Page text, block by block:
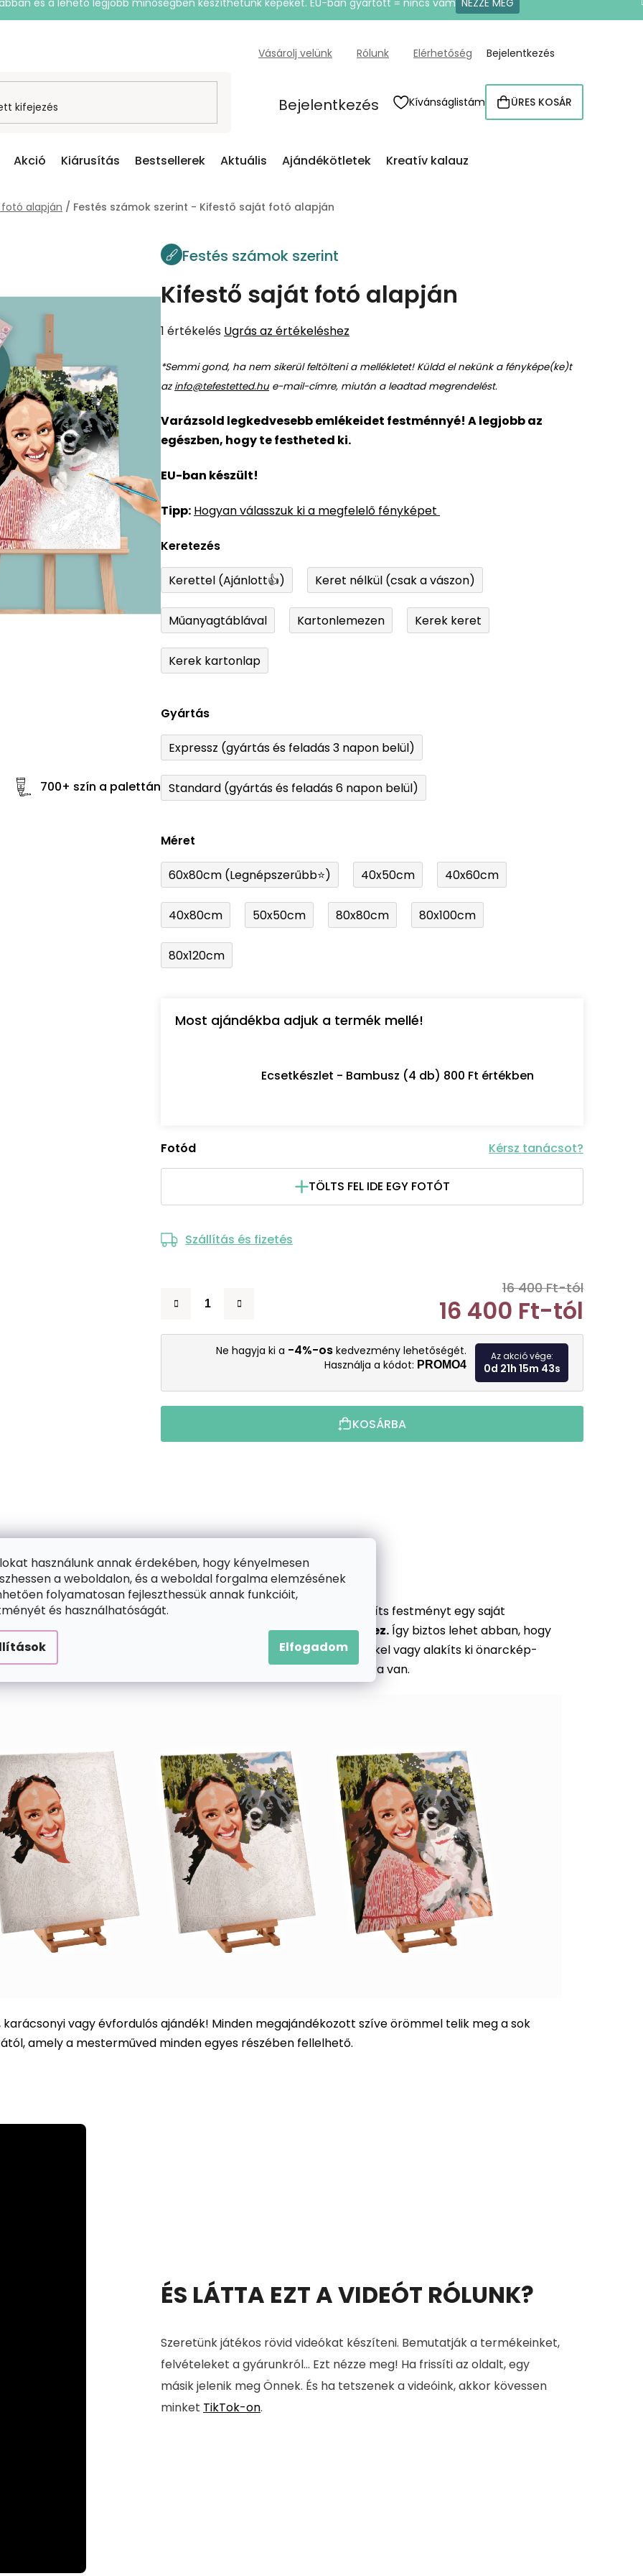
használunk annak érdekében, hogy kényelmesen
a weboldalon, és a weboldal forgalma elemzésének
folyamatosan fejleszthessük annak funkcióit,
és használhatóságát.
Elfogadom
és a lehető legjobb minőségben készíthetünk képeket. EU-ban gyártott = nincs vám NÉZZE MEG
Vásárolj velünk Rólunk Elérhetőség Bejelentkezés
Bejelentkezés Kívánságlistám KOSÁR
ÜRES KOSÁR
Akció Kiárusítás Bestsellerek Aktuális Ajándékötletek Kreatív kalauz
alapján / Festés számok szerint - Kifestő saját fotó alapján
Festés számok szerint
Kifestő saját fotó alapján
A
átlagos
értékelése
ből
5,0
1 értékelés Ugrás az értékeléshez
*Semmi gond, ha nem sikerül feltölteni a mellékletet! Küldd el nekünk a fényképe(ke)t
azinfo@tefestetted.hue-mail-címre, miután a leadtad megrendelést.
Varázsold legkedvesebb emlékeidet festménnyé! A legjobb az
egészben, hogy te festheted ki.
EU-ban készült!
Tipp: Hogyan válasszuk ki a megfelelő fényképet
Keretezés
Kerettel (Ajánlott👍) Keret nélkül (csak a vászon)
Műanyagtáblával Kartonlemezen Kerek keret
Kerek kartonlap
Gyártás
Expressz (gyártás és feladás 3 napon belül)
Standard (gyártás és feladás 6 napon belül)
Méret
60x80cm (Legnépszerűbb⭐) 40x50cm 40x60cm
40x80cm 50x50cm 80x80cm 80x100cm
80x120cm
Most ajándékba adjuk a termék mellé!
Ecsetkészlet - Bambusz (4 db) 800 Ft értékben
Fotód Kérsz tanácsot?
TÖLTS FEL IDE EGY FOTÓT
Szállítás és fizetés
16 400 Ft-tól
16 400 Ft-tól
Egységár:
Ne hagyja ki a -4%-os kedvezmény lehetőségét.
Használja a kódot: PROMO4
Az akció vége:
0d 21h 15m 42s
KOSÁRBA
700+ szín a palettán
Akkor készíts valami egyénit, ami csak a tiéd lesz: készíts festményt egy saját
és mi elkészítjük egyedi sablonodat a
számok szerinti festéshez.Így biztos lehet abban, hogy
képet a családtagjaidnak, dekoráld otthonod vakációs emlékekkel vagy alakíts ki önarckép-
határ a csillagos ég, s mindez most csak egy ecsetnyújtásnyira van.
vagy évfordulós ajándék! Minden megajándékozott szíve örömmel telik meg a sok
amely a mesterműved minden egyes részében fellelhető.
ÉS LÁTTA EZT A VIDEÓT RÓLUNK?
Szeretünk játékos rövid videókat készíteni. Bemutatják a termékeinket,
felvételeket a gyárunkról... Ezt nézze meg! Ha frissíti az oldalt, egy
másik jelenik meg Önnek. És ha tetszenek a videóink, akkor kövessen
minket TikTok-on.